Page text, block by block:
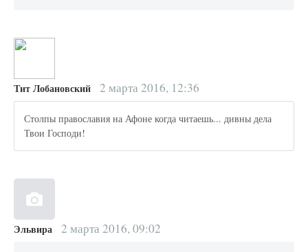
Тит Лобановский 2 марта 2016, 12:36
Столпы православия на Афоне когда читаешь... дивны дела
Твои Господи!
Эльвира 2 марта 2016, 09:02